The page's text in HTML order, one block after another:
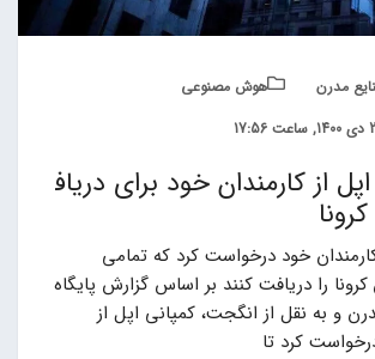
مدرن
هوش مصنوعی
از کارمندان خود برای دریاف
خود درخواست کرد که تمامی
را دریافت کنند بر اساس گزارش پایگاه
و به نقل از انگجت، کمپانی اپل از
کرد تا